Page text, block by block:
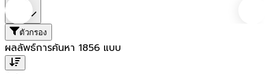
ตัวกรอง
ผลลัพธ์การค้นหา 1856 แบบ